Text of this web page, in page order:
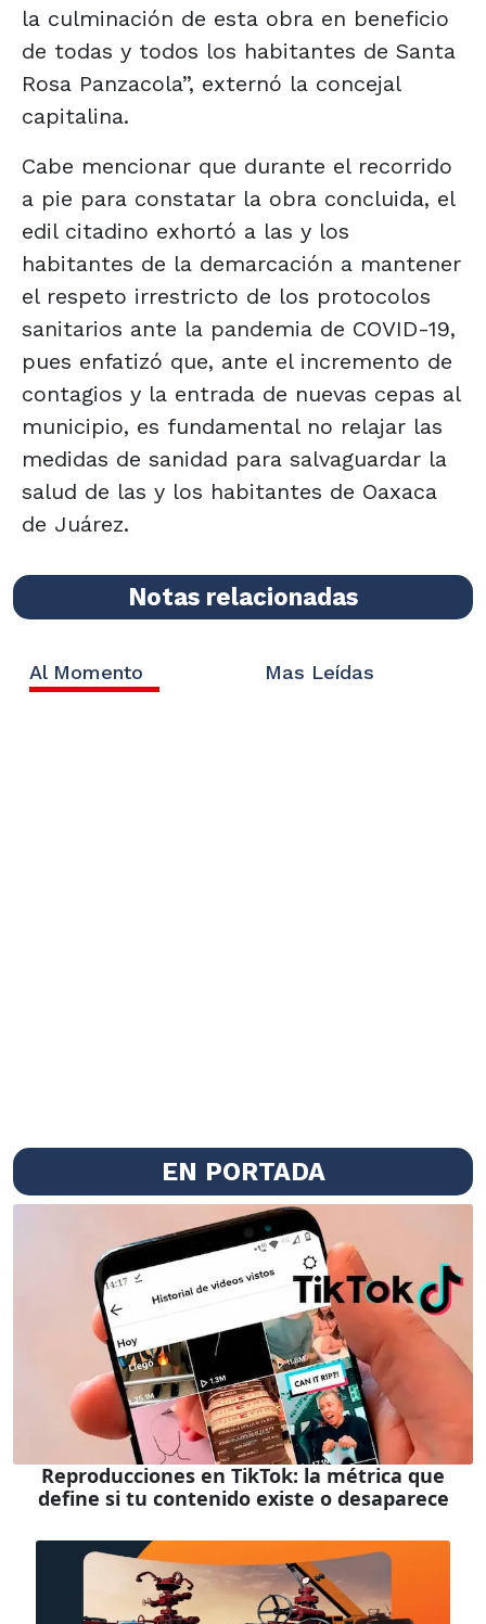
la culminación de esta obra en beneficio
de todas y todos los habitantes de Santa
Rosa Panzacola”, externó la concejal
capitalina.
Cabe mencionar que durante el recorrido
a pie para constatar la obra concluida, el
edil citadino exhortó a las y los
habitantes de la demarcación a mantener
el respeto irrestricto de los protocolos
sanitarios ante la pandemia de COVID-19,
pues enfatizó que, ante el incremento de
contagios y la entrada de nuevas cepas al
municipio, es fundamental no relajar las
medidas de sanidad para salvaguardar la
salud de las y los habitantes de Oaxaca
de Juárez.
Notas relacionadas
Al Momento Mas Leídas
EN PORTADA
Reproducciones en TikTok: la métrica que
define si tu contenido existe o desaparece